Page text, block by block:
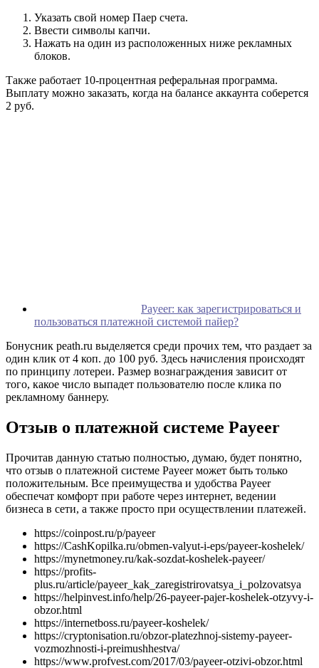
Указать свой номер Паер счета.
Ввести символы капчи.
Нажать на один из расположенных ниже рекламных
блоков.
Также работает 10-процентная реферальная программа.
Выплату можно заказать, когда на балансе аккаунта соберется
2 руб.
Payeer: как зарегистрироваться и
пользоваться платежной системой пайер?
Бонусник peath.ru выделяется среди прочих тем, что раздает за
один клик от 4 коп. до 100 руб. Здесь начисления происходят
по принципу лотереи. Размер вознаграждения зависит от
того, какое число выпадет пользователю после клика по
рекламному баннеру.
Отзыв о платежной системе Payeer
Прочитав данную статью полностью, думаю, будет понятно,
что отзыв о платежной системе Payeer может быть только
положительным. Все преимущества и удобства Payeer
обеспечат комфорт при работе через интернет, ведении
бизнеса в сети, а также просто при осуществлении платежей.
https://coinpost.ru/p/payeer
https://CashKopilka.ru/obmen-valyut-i-eps/payeer-koshelek/
https://mynetmoney.ru/kak-sozdat-koshelek-payeer/
https://profits-
plus.ru/article/payeer_kak_zaregistrirovatsya_i_polzovatsya
https://helpinvest.info/help/26-payeer-pajer-koshelek-otzyvy-i-
obzor.html
https://internetboss.ru/payeer-koshelek/
https://cryptonisation.ru/obzor-platezhnoj-sistemy-payeer-
vozmozhnosti-i-preimushhestva/
https://www.profvest.com/2017/03/payeer-otzivi-obzor.html